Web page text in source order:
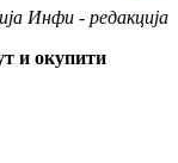
Инфи - редакција
и окупити